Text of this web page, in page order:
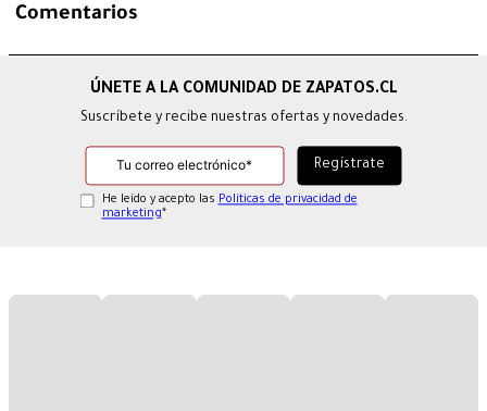
Comentarios
Suscríbete y recibe nuestras ofertas y novedades.
He leído y acepto las Políticas de privacidad de
marketing*